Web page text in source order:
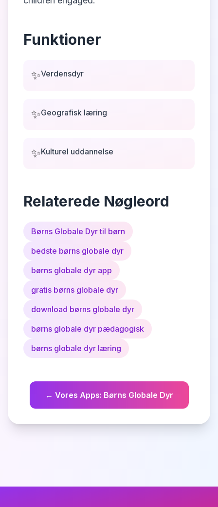
Funktioner
✨Verdensdyr
✨Geografisk læring
✨Kulturel uddannelse
Relaterede Nøgleord
Børns Globale Dyr til børn
bedste børns globale dyr
børns globale dyr app
gratis børns globale dyr
download børns globale dyr
børns globale dyr pædagogisk
børns globale dyr læring
← Vores Apps: Børns Globale Dyr